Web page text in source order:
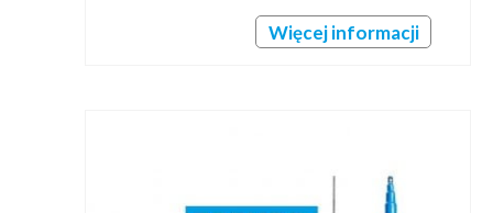
Więcej informacji